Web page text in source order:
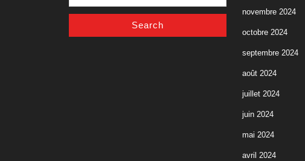
novembre 2024
octobre 2024
septembre 2024
août 2024
juillet 2024
juin 2024
mai 2024
avril 2024